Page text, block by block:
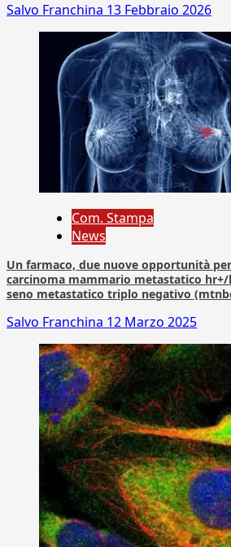
Salvo Franchina 13 Febbraio 2026
Com. Stampa
News
Un farmaco, due nuove opportunità
carcinoma mammario metastatico
seno metastatico triplo negativo
Salvo Franchina 12 Marzo 2025